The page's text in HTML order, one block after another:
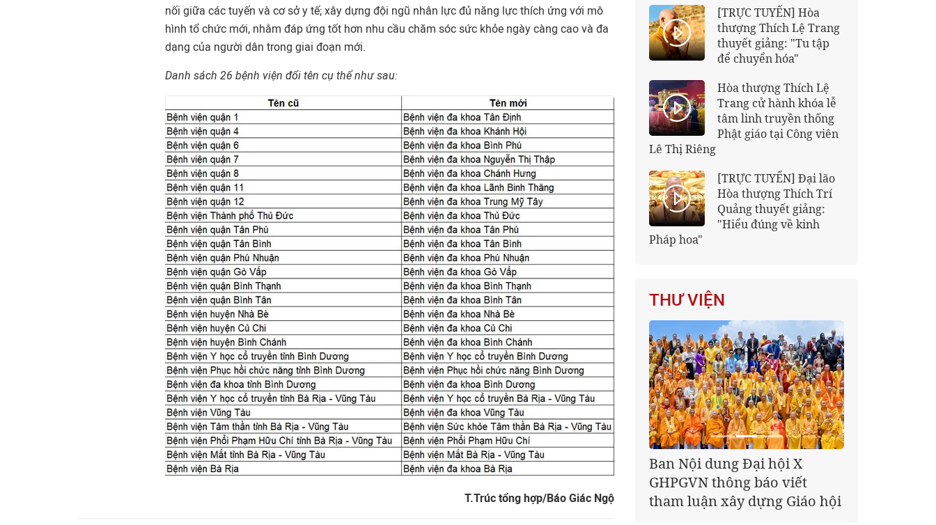
nối giữa các tuyến và cơ sở y tế; xây dựng đội ngũ nhân lực đủ năng lực thích ứng với mô
hình tổ chức mới, nhằm đáp ứng tốt hơn nhu cầu chăm sóc sức khỏe ngày càng cao và đa
dạng của người dân trong giai đoạn mới.
Danh sách 26 bệnh viện đổi tên cụ thể như sau:
T.Trúc tổng hợp/Báo Giác Ngộ
[TRỰC TUYẾN] Hòa
thượng Thích Lệ Trang
thuyết giảng: "Tu tập
để chuyển hóa"
Hòa thượng Thích Lệ
Trang cử hành khóa lễ
tâm linh truyền thống
Phật giáo tại Công viên
Lê Thị Riêng
[TRỰC TUYẾN] Đại lão
Hòa thượng Thích Trí
Quảng thuyết giảng:
"Hiểu đúng về kinh
Pháp hoa"
THƯ VIỆN
Giáo hội kêu gọi Tăng Ni,
Phật tử cả nước thể hiện tấm
lòng tri ân trọn vẹn nghĩa